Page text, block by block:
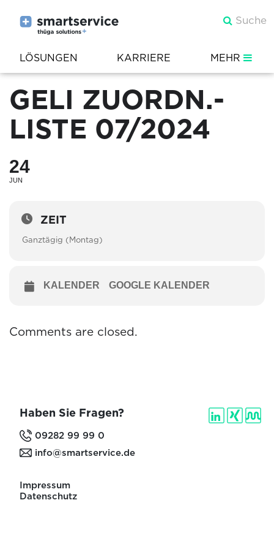
LÖSUNGEN KARRIERE MEHR
GELI ZUORDN.-
LISTE 07/2024
24
JUN
ZEIT
Ganztägig (Montag)
KALENDER GOOGLE KALENDER
Comments are closed.
Haben Sie Fragen?
09282 99 99 0
info@smartservice.de
Impressum
Datenschutz